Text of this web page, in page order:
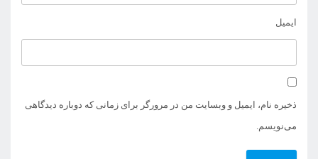
ایمیل
ذخیره نام، ایمیل و وبسایت من در مرورگر برای زمانی که دوباره دیدگاهی
می‌نویسم.